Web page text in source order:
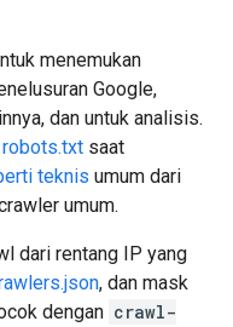
menemukan
Google,
dan untuk analisis.
robots.txt saat
teknis umum dari
umum.
dari rentang IP yang
, dan mask
dengan crawl-